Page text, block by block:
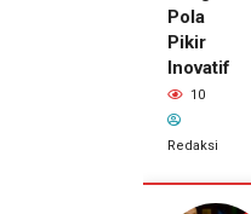
Pola
Pikir
Inovatif
10
Redaksi